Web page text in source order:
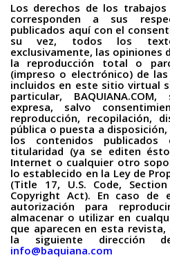
Los derechos de los
corresponden a sus
publicados aquí con el
su vez, todos los
exclusivamente, las opiniones
la reproducción total o
(impreso o electrónico) de
incluidos en este sitio virtual
particular,
expresa, salvo
reproducción, recopilación,
pública o puesta a
los contenidos
titularidad (ya se editen
Internet o cualquier otro
lo establecido en la Ley de
(Title 17, U.S. Code,
Copyright Act). En caso de
autorización para
almacenar o utilizar en
que aparecen en esta
la siguiente dirección
info@baquiana.com